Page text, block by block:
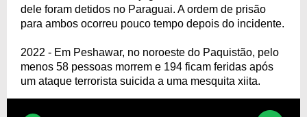
dele foram detidos no Paraguai. A ordem de prisão
para ambos ocorreu pouco tempo depois do incidente.
2022 - Em Peshawar, no noroeste do Paquistão, pelo
menos 58 pessoas morrem e 194 ficam feridas após
um ataque terrorista suicida a uma mesquita xiita.